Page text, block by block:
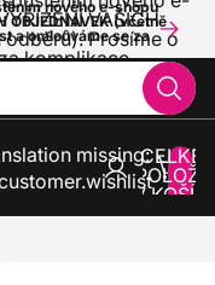
nového e-shopu
OBJEDNÁVEK (včetně
a omlouváme se za
VAŠICH
odběrů). Prosíme o
komplikace.
missing:
V
0